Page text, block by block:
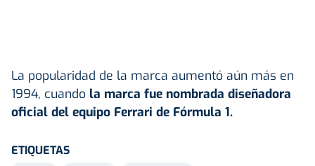
La popularidad de la marca aumentó aún más en
1994, cuando la marca fue nombrada diseñadora
oficial del equipo Ferrari de Fórmula 1.
ETIQUETAS